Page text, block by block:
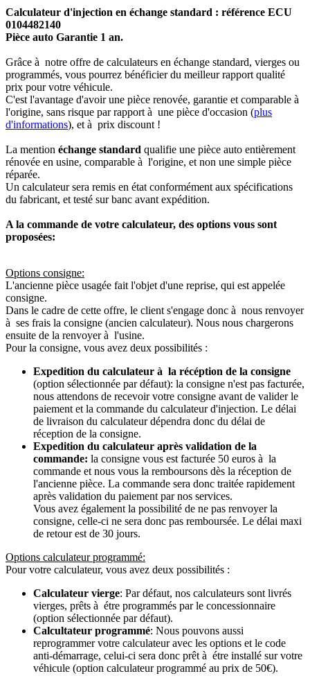
Calculateur d'injection en échange standard : référence ECU
0104482140
Pièce auto Garantie 1 an.
Grâce à notre offre de calculateurs en échange standard, vierges ou
programmés, vous pourrez bénéficier du meilleur rapport qualité
prix pour votre véhicule.
C'est l'avantage d'avoir une pièce renovée, garantie et comparable à
l'origine, sans risque par rapport à une pièce d'occasion (plus
d'informations), et à prix discount !
La mention échange standard qualifie une pièce auto entièrement
rénovée en usine, comparable à l'origine, et non une simple pièce
réparée.
Un calculateur sera remis en état conformément aux spécifications
du fabricant, et testé sur banc avant expédition.
A la commande de votre calculateur, des options vous sont
proposées:
Options consigne:
L'ancienne pièce usagée fait l'objet d'une reprise, qui est appelée
consigne.
Dans le cadre de cette offre, le client s'engage donc à nous renvoyer
à ses frais la consigne (ancien calculateur). Nous nous chargerons
ensuite de la renvoyer à l'usine.
Pour la consigne, vous avez deux possibilités :
Expedition du calculateur à la récéption de la consigne
(option sélectionnée par défaut): la consigne n'est pas facturée,
nous attendons de recevoir votre consigne avant de valider le
paiement et la commande du calculateur d'injection. Le délai
de livraison du calculateur dépendra donc du délai de
réception de la consigne.
Expedition du calculateur après validation de la
commande: la consigne vous est facturée 50 euros à la
commande et nous vous la remboursons dès la réception de
l'ancienne pièce. La commande sera donc traitée rapidement
après validation du paiement par nos services.
Vous avez également la possibilité de ne pas renvoyer la
consigne, celle-ci ne sera donc pas remboursée. Le délai maxi
de retour est de 30 jours.
Options calculateur programmé:
Pour votre calculateur, vous avez deux possibilités :
Calculateur vierge: Par défaut, nos calculateurs sont livrés
vierges, prêts à étre programmés par le concessionnaire
(option sélectionnée par défaut).
Calcultateur programmé: Nous pouvons aussi
reprogrammer votre calculateur avec les options et le code
anti-démarrage, celui-ci sera donc prêt à étre installé sur votre
véhicule (option calculateur programmé au prix de 50€).